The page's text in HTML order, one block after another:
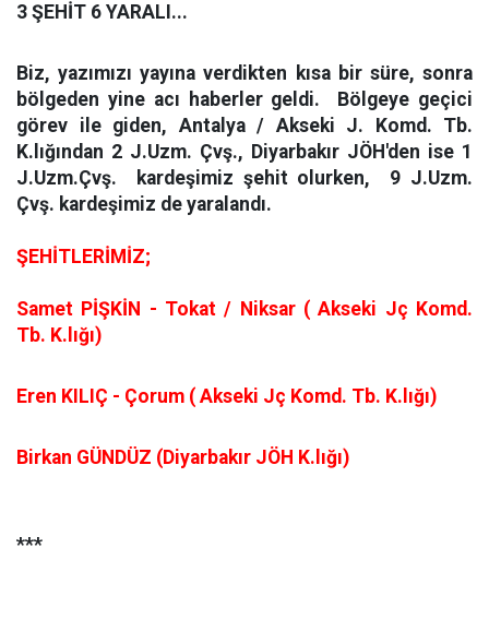
3 ŞEHİT 6 YARALI...
Biz, yazımızı yayına verdikten kısa bir süre, sonra
bölgeden yine acı haberler geldi.
Bölgeye geçici
görev ile giden, Antalya / Akseki J. Komd. Tb.
K.lığından 2 J.Uzm. Çvş., Diyarbakır JÖH'den ise 1
J.Uzm.Çvş. kardeşimiz şehit olurken, 9 J.Uzm.
Çvş. kardeşimiz de yaralandı.
ŞEHİTLERİMİZ;
Samet PİŞKİN - Tokat / Niksar ( Akseki Jç Komd.
Tb. K.lığı)
Eren KILIÇ - Çorum ( Akseki Jç Komd. Tb. K.lığı)
Birkan GÜNDÜZ (Diyarbakır JÖH K.lığı)
***